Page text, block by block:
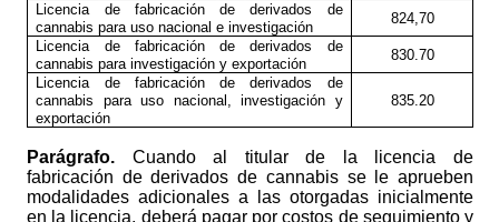
Licencia de fabricación de derivados de
cannabis para uso nacional e investigación
824,70
Licencia de fabricación de derivados de
cannabis para investigación y exportación
830.70
Licencia de fabricación de derivados de
cannabis para uso nacional, investigación y
exportación
835.20
Parágrafo. Cuando al titular de la licencia de
fabricación de derivados de cannabis se le aprueben
modalidades adicionales a las otorgadas inicialmente
en la licencia, deberá pagar por costos de seguimiento y